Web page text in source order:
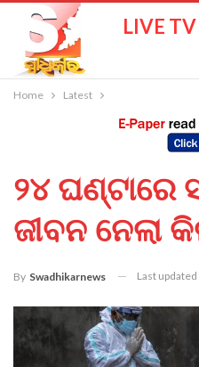
LIVE TV
Home Latest
୨୪ ଘଣ୍ଟାରେ
ଜୀବନ ନେଲା
By Swadhikarnews Last updated